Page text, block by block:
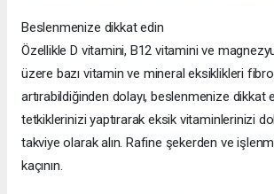
Beslenmenize dikkat edin
Özellikle D vitamini, B12 vitamini ve
üzere bazı vitamin ve mineral eksiklikleri
artırabildiğinden dolayı, beslenmenize dikkat
tetkiklerinizi yaptırarak eksik vitaminlerinizi
takviye olarak alın. Rafine şekerden ve
kaçının.